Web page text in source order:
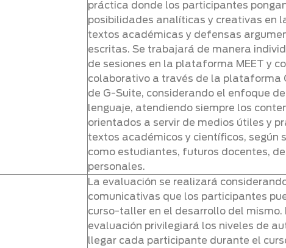
práctica donde los participantes
posibilidades analíticas y creativas en
textos académicas y defensas
escritas. Se trabajará de manera
de sesiones en la plataforma MEET y
colaborativo a través de la plataforma
de G-Suite, considerando el enfoque
lenguaje, atendiendo siempre los
orientados a servir de medios útiles y
textos académicos y científicos, según
como estudiantes, futuros docentes,
personales.
La evaluación se realizará
comunicativas que los participantes
curso-taller en el desarrollo del mismo.
evaluación privilegiará los niveles de
llegar cada participante durante el